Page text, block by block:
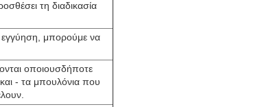
τη διαδικασία
εγγύηση, μπορούμε να
οποιουσδήποτε
- τα μπουλόνια που